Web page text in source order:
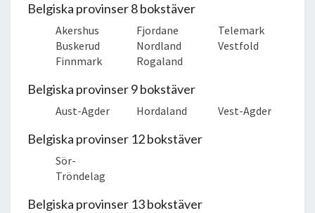
Belgiska provinser 8 bokstäver
Akershus
Buskerud
Finnmark
Fjordane
Nordland
Rogaland
Telemark
Vestfold
Belgiska provinser 9 bokstäver
Aust-Agder Hordaland Vest-Agder
Belgiska provinser 12 bokstäver
Sör-
Tröndelag
Belgiska provinser 13 bokstäver